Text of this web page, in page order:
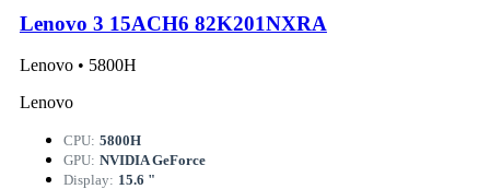
Lenovo 3 15ACH6 82K201NXRA
Lenovo • 5800H
Lenovo
CPU: 5800H
GPU: NVIDIA GeForce
Display: 15.6 "